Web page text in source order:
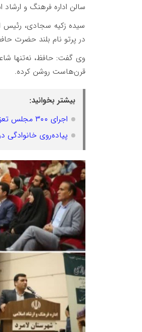
سالن اداره فرهنگ و ارشاد
سیده زکیه سجادی، رئیس
در پرتو نام بلند حضرت
وی گفت: حافظ، نه‌تنها
قرن‌هاست روشن کرده.
بیشتر بخوانید:
اجرای ۳۰۰ مجلس تعزیه در دهه نخست محرم/لامرد به قطب تعزیه‌خوانی جنوب کشور تبدیل شده است
پیاده‌روی خانوادگی